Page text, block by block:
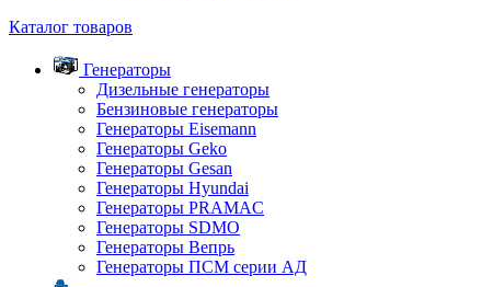
Каталог товаров
Генераторы
Дизельные генераторы
Бензиновые генераторы
Генераторы Eisemann
Генераторы Geko
Генераторы Gesan
Генераторы Hyundai
Генераторы PRAMAC
Генераторы SDMO
Генераторы Вепрь
Генераторы ПСМ серии АД